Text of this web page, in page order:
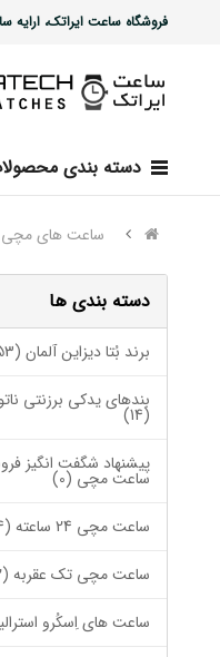
فروشگاه ساعت ایراتک،
دسته بندی
ساعت های مچی
دسته بندی ها
برند بُتا دیزاین آلمان (53)
بندهای یدکی برزنتی
(14)
پیشنهاد شگفت انگیز
ساعت مچی (0)
ساعت مچی 24 ساعته (14)
ساعت مچی تک عقربه (22)
ساعت های اِسکُرو